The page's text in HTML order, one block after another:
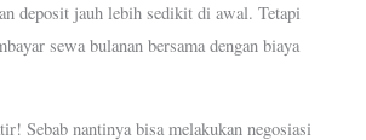
deposit jauh lebih sedikit di awal. Tetapi
sewa bulanan bersama dengan biaya
Sebab nantinya bisa melakukan negosiasi